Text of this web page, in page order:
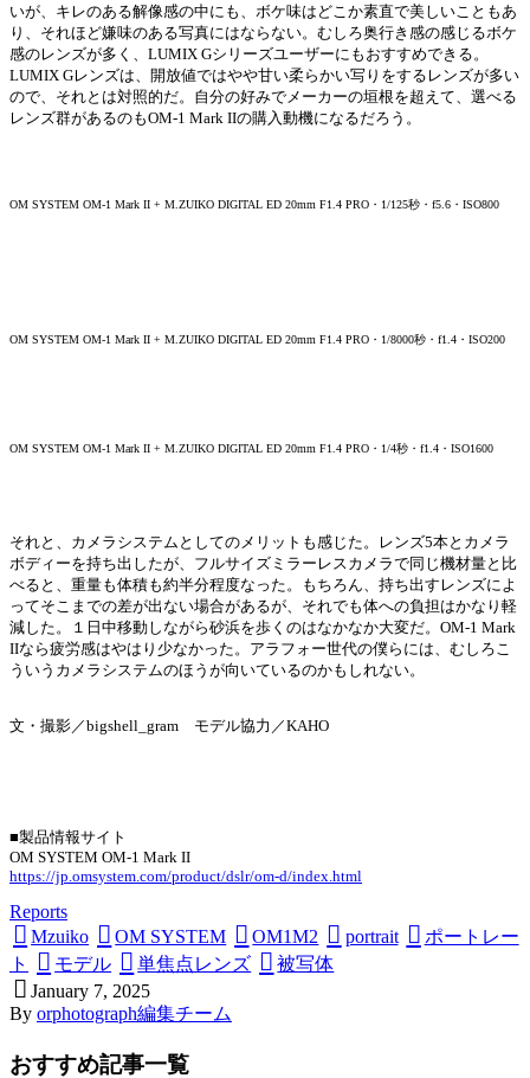
いが、キレのある解像感の中にも、ボケ味はどこか素直で美しいこともあ
り、それほど嫌味のある写真にはならない。むしろ奥行き感の感じるボケ
感のレンズが多く、LUMIX Gシリーズユーザーにもおすすめできる。
LUMIX Gレンズは、開放値ではやや甘い柔らかい写りをするレンズが多い
ので、それとは対照的だ。自分の好みでメーカーの垣根を超えて、選べる
レンズ群があるのもOM-1 Mark IIの購入動機になるだろう。
OM SYSTEM OM-1 Mark II + M.ZUIKO DIGITAL ED 20mm F1.4 PRO・1/125秒・f5.6・ISO800
OM SYSTEM OM-1 Mark II + M.ZUIKO DIGITAL ED 20mm F1.4 PRO・1/8000秒・f1.4・ISO200
OM SYSTEM OM-1 Mark II + M.ZUIKO DIGITAL ED 20mm F1.4 PRO・1/4秒・f1.4・ISO1600
それと、カメラシステムとしてのメリットも感じた。レンズ5本とカメラ
ボディーを持ち出したが、フルサイズミラーレスカメラで同じ機材量と比
べると、重量も体積も約半分程度なった。もちろん、持ち出すレンズによ
ってそこまでの差が出ない場合があるが、それでも体への負担はかなり軽
減した。１日中移動しながら砂浜を歩くのはなかなか大変だ。OM-1 Mark
IIなら疲労感はやはり少なかった。アラフォー世代の僕らには、むしろこ
ういうカメラシステムのほうが向いているのかもしれない。
文・撮影／bigshell_gram モデル協力／KAHO
■製品情報サイト
OM SYSTEM OM-1 Mark II
https://jp.omsystem.com/product/dslr/om-d/index.html
Reports
Mzuiko
OM SYSTEM OM1M2 portrait
ポートレー
ト
モデル 単焦点レンズ
被写体
January 7, 2025
By orphotograph編集チーム
おすすめ記事一覧